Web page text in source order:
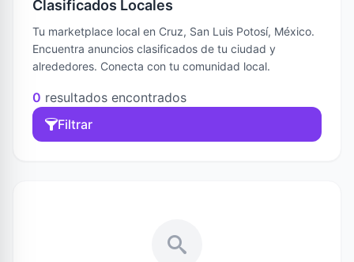
Clasificados Locales
Tu marketplace local en Cruz, San Luis Potosí, México.
Encuentra anuncios clasificados de tu ciudad y
alrededores. Conecta con tu comunidad local.
0 resultados encontrados
Filtrar